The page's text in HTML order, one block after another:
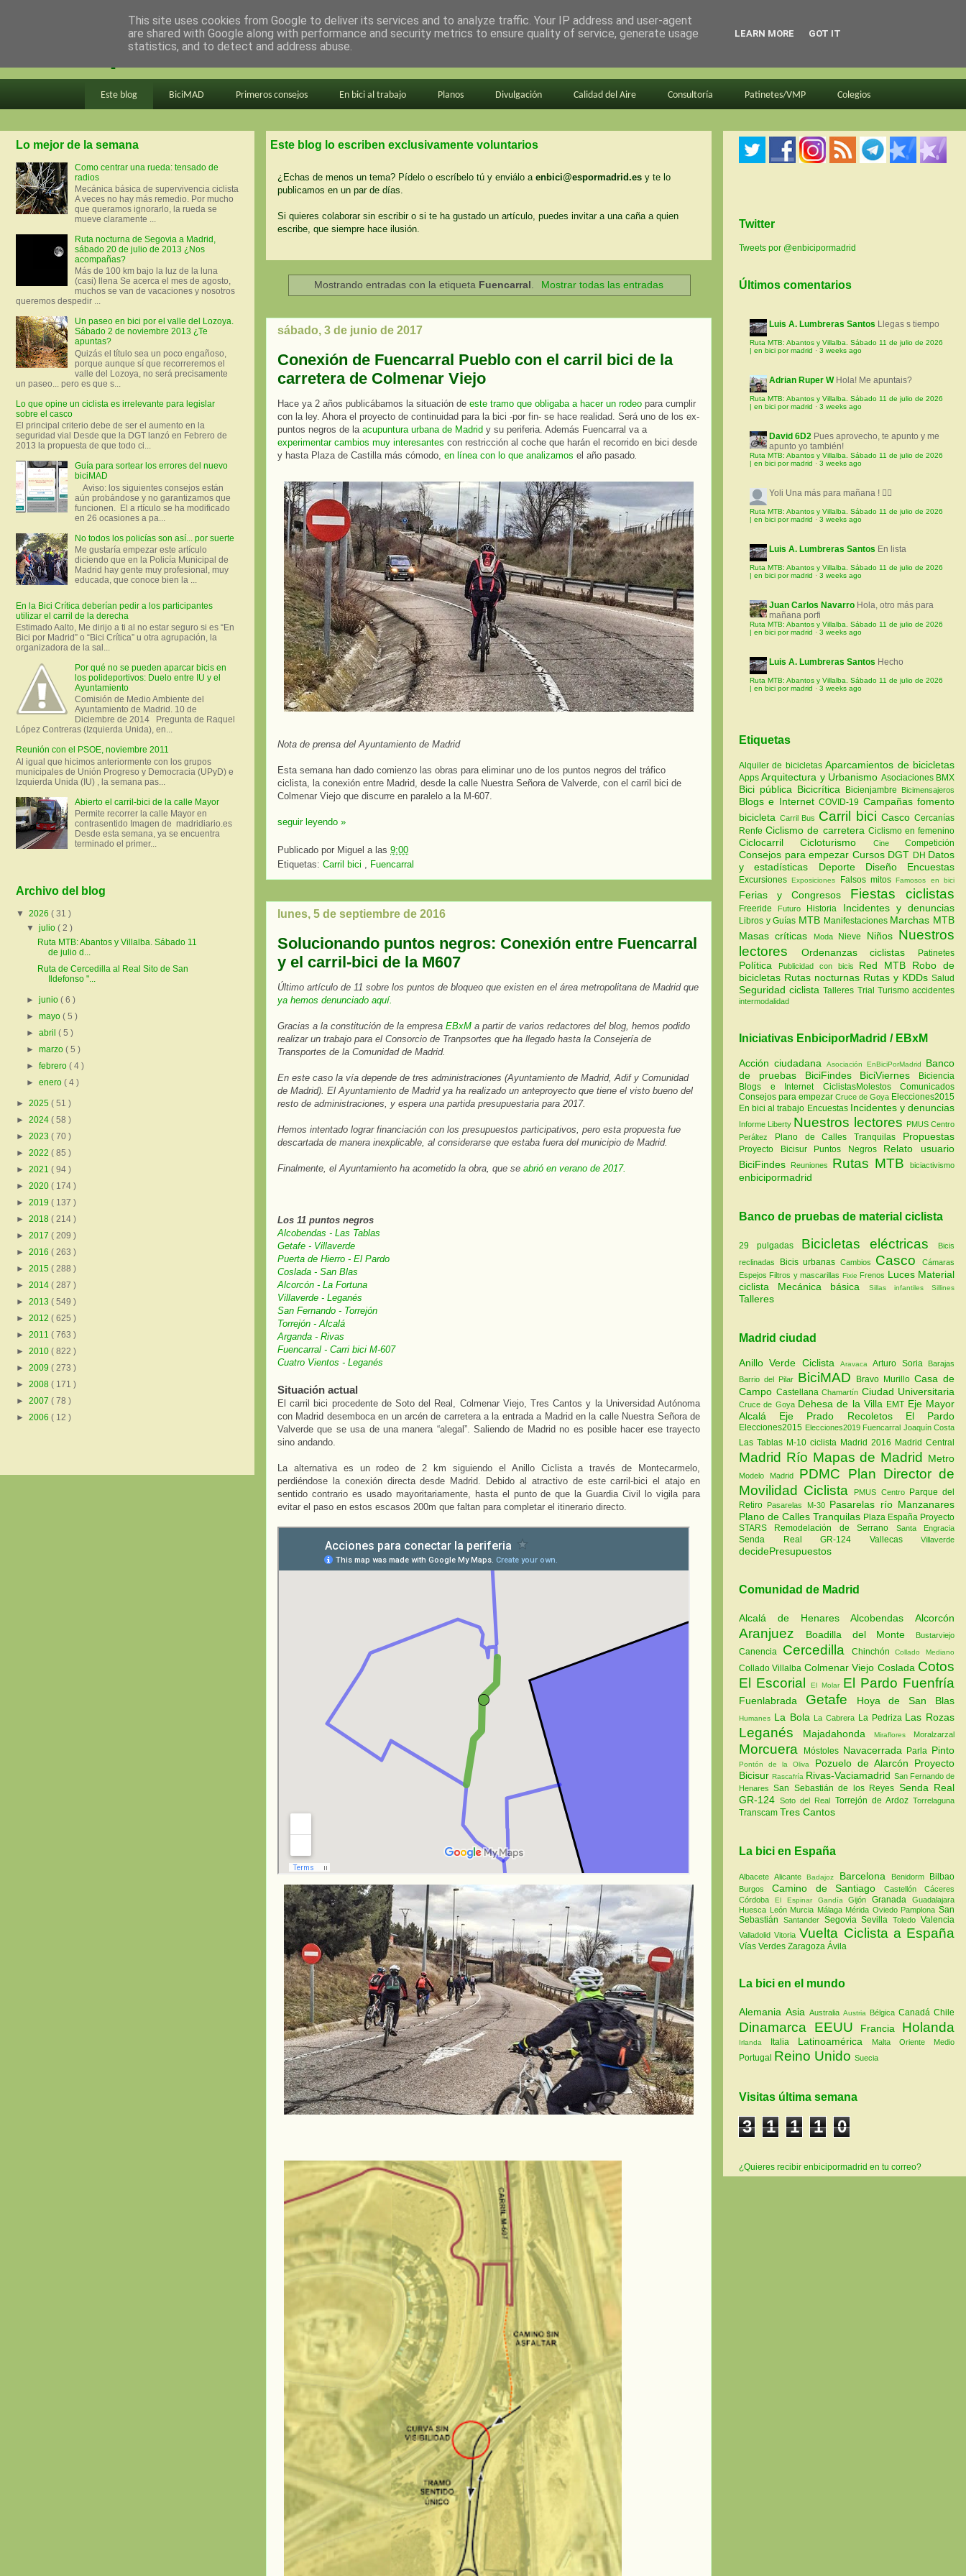
en bici por madrid
Este blog BiciMAD Primeros consejos En bici al trabajo Planos Divulgación Calidad del Aire Consultoría Patinetes/VMP Colegios
Este blog lo escriben exclusivamente voluntarios
¿Echas de menos un tema? Pídelo o escríbelo tú y enviálo a enbici@espormadrid.es y te lo
publicamos en un par de días.
Si quieres colaborar sin escribir o si te ha gustado un artículo, puedes invitar a una caña a quien
escribe, que siempre hace ilusión.
Mostrando entradas con la etiqueta Fuencarral Mostrar todas las entradas
sábado, 3 de junio de 2017
Conexión de Fuencarral Pueblo con el carril bici de la
carretera de Colmenar Viejo
Hace ya 2 años publicábamos la situación de este tramo que obligaba a hacer un rodeo para cumplir
con la ley. Ahora el proyecto de continuidad para la bici -por fin- se hace realidad. Será uno de los ex-
puntos negros de la acupuntura urbana de Madrid y su periferia. Además Fuencarral va a
experimentar cambios muy interesantes con restricción al coche que harán el recorrido en bici desde
y hasta Plaza de Castilla más cómodo, en línea con lo que analizamos el año pasado.
Nota de prensa del Ayuntamiento de Madrid
Esta semana han dado comienzo las obras para eliminar uno de los puntos negros del tráfico
ciclista, la conexión entre Madrid, desde la calle Nuestra Señora de Valverde, con el carril bici de
Colmenar Viejo que discurre en paralelo a la M-607.
seguir leyendo »
Publicado por Miguel a las 9:00
Etiquetas: Carril bici Fuencarral
lunes, 5 de septiembre de 2016
Solucionando puntos negros: Conexión entre Fuencarral
y el carril-bici de la M607
Último artículo de 11 sobre los puntos de bloqueo que existen en el área metropolitana de Madrid que
ya hemos denunciado aquí.
Gracias a la constitución de la empresa EBxM a partir de varios redactores del blog , hemos podido
realizar un trabajo para el Consorcio de Tranpsortes que ha llegado hasta la Consejería de
Transportes de la Comunidad de Madrid.
En este caso la vía depende de tres administraciones (Ayuntamiento de Madrid, Adif y Comunidad
de Madrid). El Ayuntamiento de Madrid ya ha realizado un anteproyecto que tiene el visto bueno del
resto de administraciones, y espera una partida presupuestaria para 2017.
Hemos intentado lograr financiación con los presupuestos participativos, pero esta propuesta fue
descartada de manera inexplicable, al considerarse que estaba fuera del municipio de Madrid.
Finalmente, el Ayuntamiento ha acometido la obra, que se abrió en verano de 2017.
Los 11 puntos negros
Alcobendas - Las Tablas
Getafe - Villaverde
Puerta de Hierro - El Pardo
Coslada - San Blas
Alcorcón - La Fortuna
Villaverde - Leganés
San Fernando - Torrejón
Torrejón - Alcalá
Arganda - Rivas
Fuencarral - Carri bici M-607
Cuatro Vientos - Leganés
Situación actual
El carril bici procedente de Soto del Real, Colmenar Viejo, Tres Cantos y la Universidad Autónoma
con Madrid desemboca en un arcén de carretera a la entrada a Madrid en la calle Nuestra Señora de
Valverde que se usa de una manera “alegal”. Saliendo de Madrid no es posible hacer ese trayecto
sino andando.
La alternativa es un rodeo de 2 km siguiendo el Anillo Ciclista a través de Montecarmelo,
perdiéndose la conexión directa desde Madrid. Debido al atractivo de este carril-bici el atajo en
sentido contrario es usado mayoritariamente, hasta el punto de que la Guardia Civil lo vigila para
evitar el paso en estos escasos 200m que faltan para completar el itinerario directo.
Lo mejor de la semana
Como centrar una rueda: tensado de
radios
Mecánica básica de supervivencia ciclista
A veces no hay más remedio. Por mucho
que queramos ignorarlo, la rueda se
mueve claramente ...
Ruta nocturna de Segovia a Madrid,
sábado 20 de julio de 2013 ¿Nos
acompañas?
Más de 100 km bajo la luz de la luna
(casi) llena Se acerca el mes de agosto,
muchos se van de vacaciones y nosotros
queremos despedir ...
Un paseo en bici por el valle del Lozoya.
Sábado 2 de noviembre 2013 ¿Te
apuntas?
Quizás el título sea un poco engañoso,
porque aunque sí que recorreremos el
valle del Lozoya, no será precisamente
un paseo... pero es que s...
Lo que opine un ciclista es irrelevante para legislar
sobre el casco
El principal criterio debe de ser el aumento en la
seguridad vial Desde que la DGT lanzó en Febrero de
2013 la propuesta de que todo ci...
Guía para sortear los errores del nuevo
biciMAD
Aviso: los siguientes consejos están
aún probándose y no garantizamos que
funcionen. El a rtículo se ha modificado
en 26 ocasiones a pa...
No todos los policías son así... por suerte
Me gustaría empezar este artículo
diciendo que en la Policía Municipal de
Madrid hay gente muy profesional, muy
educada, que conoce bien la ...
En la Bici Crítica deberían pedir a los participantes
utilizar el carril de la derecha
Estimado Aalto, Me dirijo a ti al no estar seguro si es “En
Bici por Madrid” o “Bici Crítica” u otra agrupación, la
organizadora de la sal...
Por qué no se pueden aparcar bicis en
los polideportivos: Duelo entre IU y el
Ayuntamiento
Comisión de Medio Ambiente del
Ayuntamiento de Madrid. 10 de
Diciembre de 2014 Pregunta de Raquel
López Contreras (Izquierda Unida), en...
Reunión con el PSOE, noviembre 2011
Al igual que hicimos anteriormente con los grupos
municipales de Unión Progreso y Democracia (UPyD) e
Izquierda Unida (IU) , la semana pas...
Abierto el carril-bici de la calle Mayor
Permite recorrer la calle Mayor en
contrasentido Imagen de madridiario.es
Desde esta semana, ya se encuentra
terminado el primer...
Archivo del blog
▼ 2026 ( 31 )
▼julio( 2 )
Ruta MTB: Abantos y Villalba. Sábado 11
de julio d...
Ruta de Cercedilla al Real Sito de San
Ildefonso "...
►junio( 6 )
►mayo( 5 )
►abril( 5 )
►marzo( 5 )
►febrero( 4 )
►enero( 4 )
► 2025 ( 51 )
► 2024 ( 58 )
► 2023 ( 70 )
► 2022 ( 85 )
► 2021 ( 94 )
► 2020 ( 174 )
► 2019 ( 137 )
► 2018 ( 214 )
► 2017 ( 209 )
► 2016 ( 263 )
► 2015 ( 288 )
► 2014 ( 287 )
► 2013 ( 549 )
► 2012 ( 625 )
► 2011 ( 763 )
► 2010 ( 822 )
► 2009 ( 273 )
► 2008 ( 171 )
► 2007 ( 78 )
► 2006 ( 12 )
Twitter
Tweets por @enbicipormadrid
Últimos comentarios
Luis A. Lumbreras Santos Llegas s tiempo
Ruta MTB: Abantos y Villalba. Sábado 11 de julio de 2026
| en bici por madrid · 3 weeks ago
Adrian Ruper W Hola! Me apuntais?
Ruta MTB: Abantos y Villalba. Sábado 11 de julio de 2026
| en bici por madrid · 3 weeks ago
David 6D2 Pues aprovecho, te apunto y me
apunto yo también!
Ruta MTB: Abantos y Villalba. Sábado 11 de julio de 2026
| en bici por madrid · 3 weeks ago
Yoli Una más para mañana ! 🚵‍♀️
Ruta MTB: Abantos y Villalba. Sábado 11 de julio de 2026
| en bici por madrid · 3 weeks ago
Luis A. Lumbreras Santos En lista
Ruta MTB: Abantos y Villalba. Sábado 11 de julio de 2026
| en bici por madrid · 3 weeks ago
Juan Carlos Navarro Hola, otro más para
mañana porfi
Ruta MTB: Abantos y Villalba. Sábado 11 de julio de 2026
| en bici por madrid · 3 weeks ago
Luis A. Lumbreras Santos Hecho
Ruta MTB: Abantos y Villalba. Sábado 11 de julio de 2026
| en bici por madrid · 3 weeks ago
Etiquetas
Alquiler de bicicletasAparcamientos de bicicletas
AppsArquitectura y Urbanismo Asociaciones BMX
Bici pública Bicicrítica Bicienjambre Bicimensajeros
Blogs e InternetCOVID-19 Campañas fomento
bicicleta Carril Bus Carril biciCascoCercanías
RenfeCiclismo de carretera Ciclismo en femenino
CiclocarrilCicloturismo CineCompetición
Consejos para empezar Cursos DGT DH Datos
y estadísticas Deporte Diseño Encuestas
ExcursionesExposiciones Falsos mitosFamosos en bici
Ferias y Congresos Fiestas ciclistas
Freeride Futuro Historia Incidentes y denuncias
Libros y Guías MTB Manifestaciones Marchas MTB
Masas críticas
Moda Nieve Niños Nuestros
lectores
Ordenanzas ciclistas Patinetes
Política Publicidad con bicis Red MTB Robo de
bicicletas Rutas nocturnas Rutas y KDDs Salud
Seguridad ciclistaTalleres Trial Turismoaccidentes
intermodalidad
Iniciativas EnbiciporMadrid / EBxM
Acción ciudadana Asociación EnBiciPorMadrid
Banco
de pruebas
BiciFindes BiciViernes
Biciencia
Blogs e Internet
CiclistasMolestos
Comunicados
Consejos para empezar Cruce de Goya Elecciones2015
En bici al trabajo Encuestas Incidentes y denuncias
Informe Liberty Nuestros lectores
PMUS Centro
Peráltez
Plano de Calles Tranquilas Propuestas
Proyecto Bicisur Puntos Negros
Relato usuario
BiciFindes
Reuniones Rutas MTB biciactivismo
enbicipormadrid
Banco de pruebas de material ciclista
29 pulgadas Bicicletas eléctricas
Bicis
reclinadas
Bicis urbanas Cambios Casco
Cámaras
Espejos Filtros y mascarillas Fixie Frenos Luces Material
ciclista
Mecánica básica Sillas infantiles Sillines
Talleres
Madrid ciudad
Anillo Verde Ciclista AravacaArturo Soria
Barajas
Barrio del Pilar BiciMAD Bravo MurilloCasa de
Campo Castellana Chamartín Ciudad Universitaria
Cruce de Goya Dehesa de la Villa EMT Eje Mayor
Alcalá Eje Prado Recoletos El Pardo
Elecciones2015 Elecciones2019 Fuencarral Joaquín Costa
Las Tablas M-10 ciclista Madrid 2016 Madrid Central
Madrid Río Mapas de Madrid Metro
Modelo Madrid PDMC Plan Director de
Movilidad Ciclista
PMUS Centro Parque del
Retiro Pasarelas M-30 Pasarelas río Manzanares
Plano de Calles Tranquilas Plaza España Proyecto
STARS Remodelación de Serrano Santa Engracia
Senda Real GR-124 Vallecas Villaverde
decidePresupuestos
Comunidad de Madrid
Alcalá de HenaresAlcobendas Alcorcón
Aranjuez Boadilla del Monte Bustarviejo
Canencia Cercedilla ChinchónCollado Mediano
Collado Villalba Colmenar Viejo Coslada Cotos
El EscorialEl Molar El Pardo Fuenfría
Fuenlabrada Getafe Hoya de San Blas
Humanes La Bola La Cabrera La Pedriza Las Rozas
Leganés Majadahonda Miraflores Moralzarzal
Morcuera Móstoles Navacerrada Parla Pinto
Pontón de la Oliva Pozuelo de Alarcón Proyecto
BicisurRascafría Rivas-Vaciamadrid San Fernando de
HenaresSan Sebastián de los Reyes Senda Real
GR-124Soto del Real Torrejón de ArdozTorrelaguna
Transcam Tres Cantos
La bici en España
AlbaceteAlicanteBadajoz Barcelona Benidorm Bilbao
Burgos Camino de SantiagoCastellónCáceres
Córdoba El Espinar GandíaGijónGranadaGuadalajara
Huesca León Murcia Málaga Mérida Oviedo PamplonaSan
Sebastián Santander SegoviaSevillaToledoValencia
ValladolidVitoria Vuelta Ciclista a España
Vías Verdes Zaragoza Ávila
La bici en el mundo
Alemania Asia Australia Austria Bélgica Canadá Chile
Dinamarca EEUU Francia Holanda
Irlanda Italia Latinoamérica Malta Oriente Medio
Portugal Reino Unido Suecia
Visitas última semana
3 1 1 1 0
¿Quieres recibir enbicipormadrid en tu correo?
This site uses cookies from Google to deliver its services and to analyze traffic. Your IP address and user-agent
are shared with Google along with performance and security metrics to ensure quality of service, generate usage
statistics, and to detect and address abuse.
LEARN MORE GOT IT